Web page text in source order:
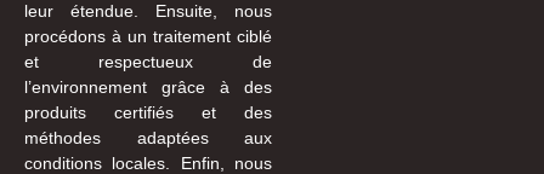
leur étendue. Ensuite, nous
procédons à un traitement ciblé
et respectueux de
l’environnement grâce à des
produits certifiés et des
méthodes adaptées aux
conditions locales. Enfin, nous